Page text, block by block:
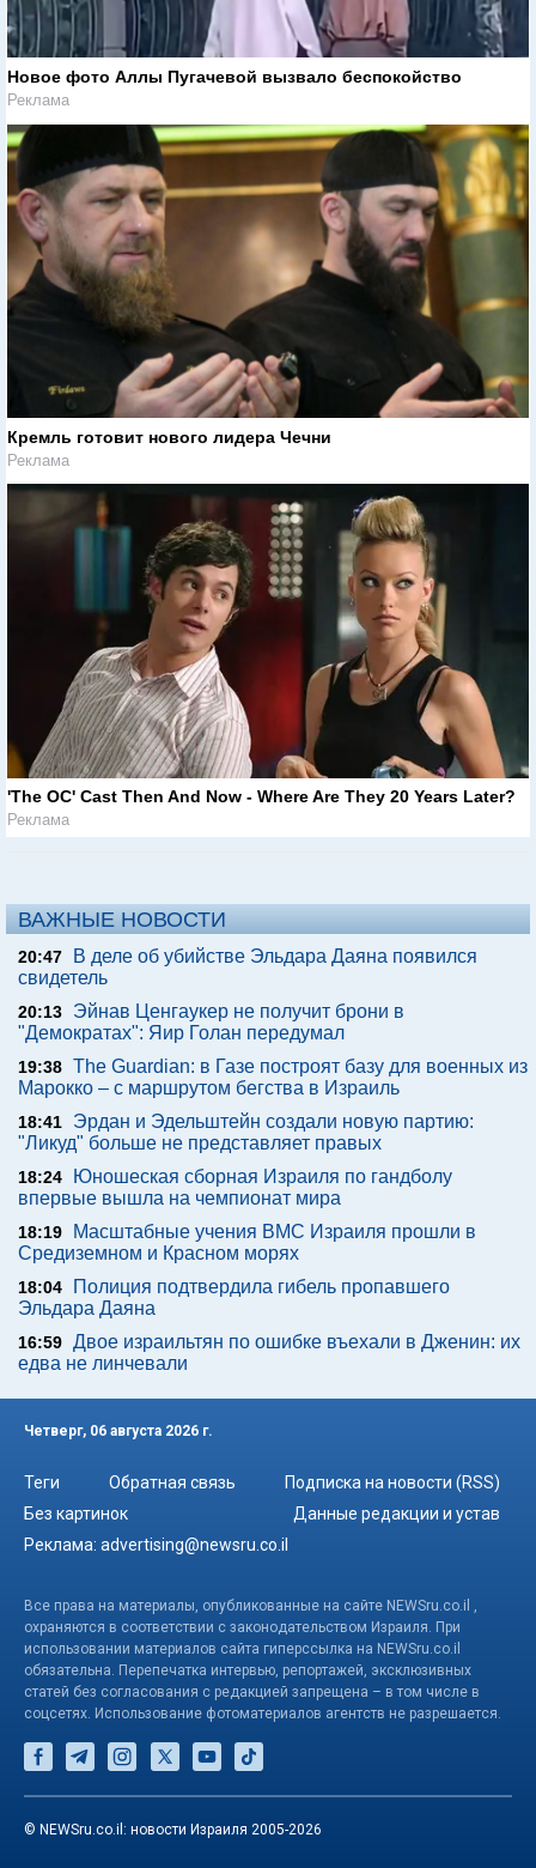
Новое фото Аллы Пугачевой вызвало беспокойство
Реклама
Кремль готовит нового лидера Чечни
Реклама
'The OC' Cast Then And Now - Where Are They 20 Years Later?
Реклама
ВАЖНЫЕ НОВОСТИ
20:47
В деле об убийстве Эльдара Даяна появился
свидетель
20:13
Эйнав Ценгаукер не получит брони в
"Демократах": Яир Голан передумал
19:38 The Guardian: в Газе построят базу для военных из
Марокко – с маршрутом бегства в Израиль
18:41
Эрдан и Эдельштейн создали новую партию:
"Ликуд" больше не представляет правых
18:24
Юношеская сборная Израиля по гандболу
впервые вышла на чемпионат мира
18:19
Масштабные учения ВМС Израиля прошли в
Средиземном и Красном морях
18:04
Полиция подтвердила гибель пропавшего
Эльдара Даяна
16:59 Двое израильтян по ошибке въехали в Дженин: их
едва не линчевали
Четверг, 06 августа 2026 г.
Теги Обратная связь
Подписка на новости (RSS)
Без картинок
Данные редакции и устав
Реклама: advertising@newsru.co.il
Все права на материалы, опубликованные на сайте NEWSru.co.il ,
охраняются в соответствии с законодательством Израиля. При
использовании материалов сайта гиперссылка на NEWSru.co.il
обязательна. Перепечатка интервью, репортажей, эксклюзивных
статей без согласования с редакцией запрещена – в том числе в
соцсетях. Использование фотоматериалов агентств не разрешается.
© NEWSru.co.il: новости Израиля 2005-2026